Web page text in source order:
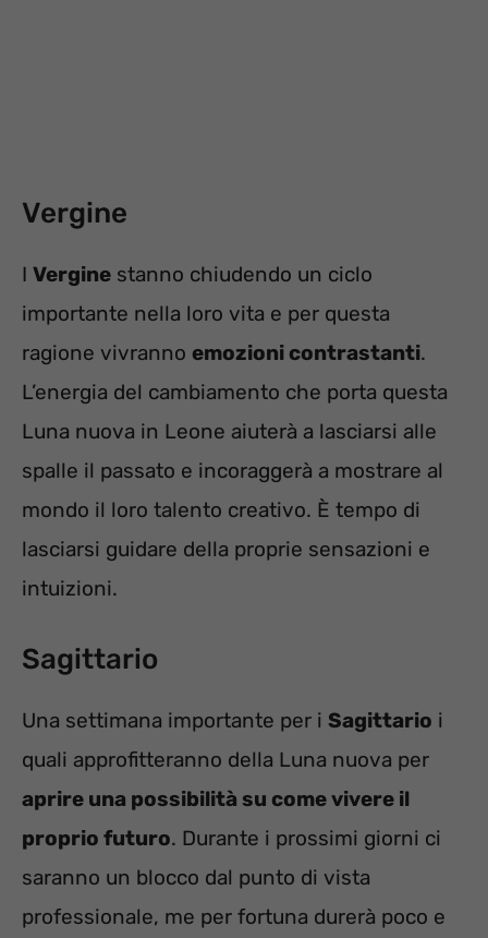
Vergine
I Vergine stanno chiudendo un ciclo
importante nella loro vita e per questa
ragione vivranno emozioni contrastanti.
L’energia del cambiamento che porta questa
Luna nuova in Leone aiuterà a lasciarsi alle
spalle il passato e incoraggerà a mostrare al
mondo il loro talento creativo. È tempo di
lasciarsi guidare della proprie sensazioni e
intuizioni.
Sagittario
Una settimana importante per i Sagittario i
quali approfitteranno della Luna nuova per
aprire una possibilità su come vivere il
proprio futuro. Durante i prossimi giorni ci
saranno un blocco dal punto di vista
professionale, me per fortuna durerà poco e